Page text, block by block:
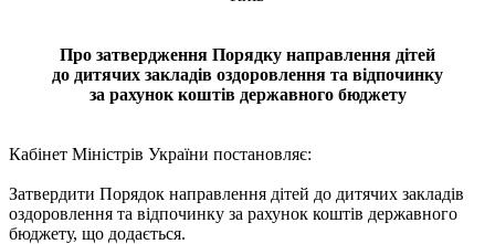
Про затвердження Порядку направлення дітей
до дитячих закладів оздоровлення та відпочинку
за рахунок коштів державного бюджету
Кабінет Міністрів України постановляє:
Затвердити Порядок направлення дітей до дитячих закладів
оздоровлення та відпочинку за рахунок коштів державного
бюджету, що додається.